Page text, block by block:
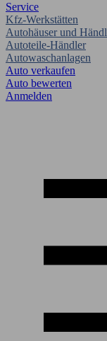
Service
Kfz-Werkstätten
Autohäuser und
Autoteile-Händler
Autowaschanlagen
Auto verkaufen
Auto bewerten
Anmelden